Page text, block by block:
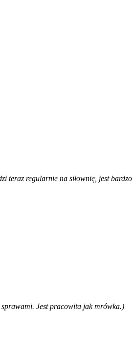
teraz regularnie na siłownię, jest
Jest pracowita jak mrówka.)